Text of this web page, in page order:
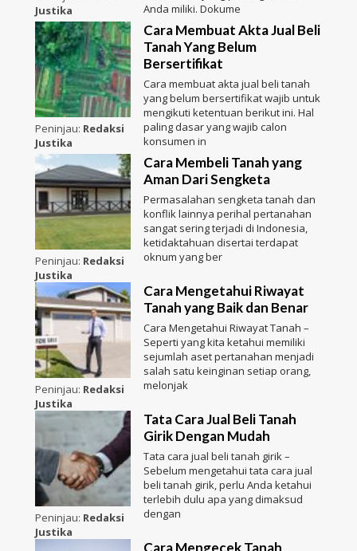
Justika
Anda miliki. Dokume
Peninjau: Redaksi
Justika
Cara Membuat Akta Jual Beli
Tanah Yang Belum
Bersertifikat
Cara membuat akta jual beli tanah
yang belum bersertifikat wajib untuk
mengikuti ketentuan berikut ini. Hal
paling dasar yang wajib calon
konsumen in
Peninjau: Redaksi
Justika
Cara Membeli Tanah yang
Aman Dari Sengketa
Permasalahan sengketa tanah dan
konflik lainnya perihal pertanahan
sangat sering terjadi di Indonesia,
ketidaktahuan disertai terdapat
oknum yang ber
Peninjau: Redaksi
Justika
Cara Mengetahui Riwayat
Tanah yang Baik dan Benar
Cara Mengetahui Riwayat Tanah –
Seperti yang kita ketahui memiliki
sejumlah aset pertanahan menjadi
salah satu keinginan setiap orang,
melonjak
Peninjau: Redaksi
Justika
Tata Cara Jual Beli Tanah
Girik Dengan Mudah
Tata cara jual beli tanah girik –
Sebelum mengetahui tata cara jual
beli tanah girik, perlu Anda ketahui
terlebih dulu apa yang dimaksud
dengan
Cara Mengecek Tanah